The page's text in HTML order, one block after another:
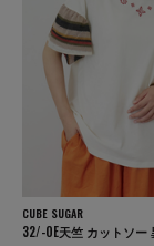
CUBE SUGAR